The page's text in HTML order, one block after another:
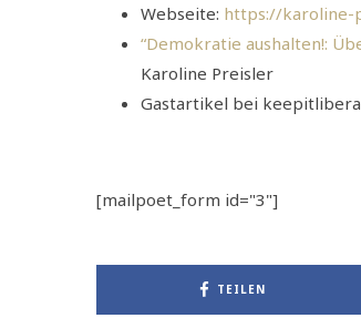
Webseite: https://karoline-
“Demokratie aushalten!:
Karoline Preisler
Gastartikel bei
[mailpoet_form id="3"]
TEILEN